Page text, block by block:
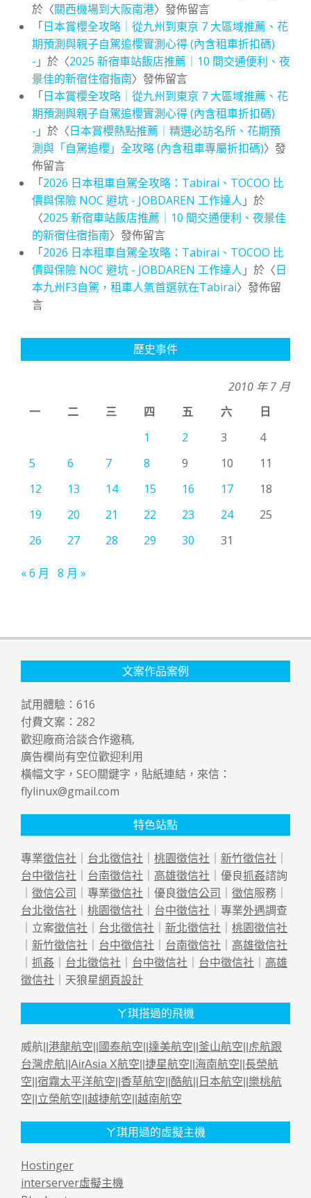
於〈關西機場到大阪南港〉發佈留言
「日本賞櫻全攻略｜從九州到東京 7 大區域推薦、花
期預測與親子自駕追櫻實測心得 (內含租車折扣碼)
- 」於〈2025 新宿車站飯店推薦｜10 間交通便利、夜
景佳的新宿住宿指南〉發佈留言
「日本賞櫻全攻略｜從九州到東京 7 大區域推薦、花
期預測與親子自駕追櫻實測心得 (內含租車折扣碼)
- 」於〈日本賞櫻熱點推薦｜精選必訪名所、花期預
測與「自駕追櫻」全攻略 (內含租車專屬折扣碼)〉發
佈留言
「2026 日本租車自駕全攻略：Tabirai、TOCOO 比
價與保險 NOC 避坑 - JOBDAREN 工作達人 」於
〈2025 新宿車站飯店推薦｜10 間交通便利、夜景佳
的新宿住宿指南〉發佈留言
「2026 日本租車自駕全攻略：Tabirai、TOCOO 比
價與保險 NOC 避坑 - JOBDAREN 工作達人 」於〈日
本九州F3自駕，租車人氣首選就在Tabirai〉發佈留
言
歷史事件
2010 年 7 月
一
二 三 四 五 六
日
1
2 3
4
5
6 7 8 9 10
11
12
13 14 15 16 17
18
19
20 21 22 23 24
25
26
27 28 29 30 31
« 6 月 8 月 »
文案作品案例
試用體驗： 616
付費文案： 282
歡迎廠商洽談合作邀稿,
廣告欄尚有空位歡迎利用
橫幅文字，SEO關鍵字，貼紙連結，來信：
flylinux@gmail.com
特色站點
專業徵信社 ｜ 台北徵信社 ｜ 桃園徵信社 ｜ 新竹徵信社 ｜
台中徵信社 ｜ 台南徵信社 ｜ 高雄徵信社 ｜優良抓姦諮詢
｜ 徵信公司 ｜專業徵信社 ｜優良徵信公司 ｜ 徵信服務｜
台北徵信社 ｜ 桃園徵信社 ｜ 台中徵信社 ｜專業外遇調查
｜立案徵信社 ｜ 台北徵信社 ｜ 新北徵信社 ｜ 桃園徵信社
｜ 新竹徵信社 ｜ 台中徵信社 ｜ 台南徵信社 ｜ 高雄徵信社
｜ 抓姦 ｜ 台北徵信社 ｜ 台中徵信社 ｜ 台中徵信社 ｜ 高雄
徵信社 ｜天狼星網頁設計
ㄚ琪搭過的飛機
威航|| 港龍航空 國泰航空 達美航空 釜山航空
虎航跟
台灣虎航 AirAsia X航空 捷星航空 海南航空 長榮航
空 宿霧太平洋航空 香草航空 酷航 日本航空 樂桃航
空 立榮航空 越捷航空 越南航空
ㄚ琪用過的虛擬主機
Hostinger
interserver虛擬主機